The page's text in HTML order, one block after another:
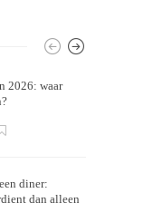
us right
2026: waar
diner:
dan alleen